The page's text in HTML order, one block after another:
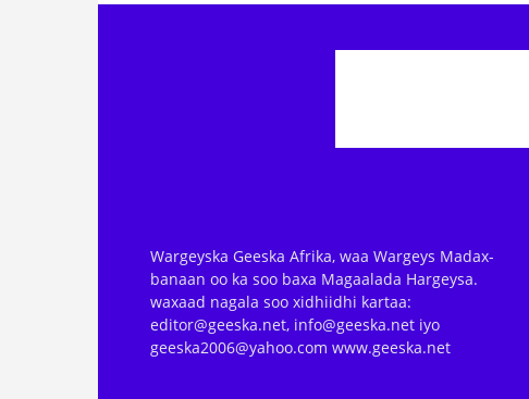
Wargeyska Geeska Afrika, waa Wargeys Madax-
banaan oo ka soo baxa Magaalada Hargeysa.
waxaad nagala soo xidhiidhi kartaa:
editor@geeska.net, info@geeska.net iyo
geeska2006@yahoo.com www.geeska.net